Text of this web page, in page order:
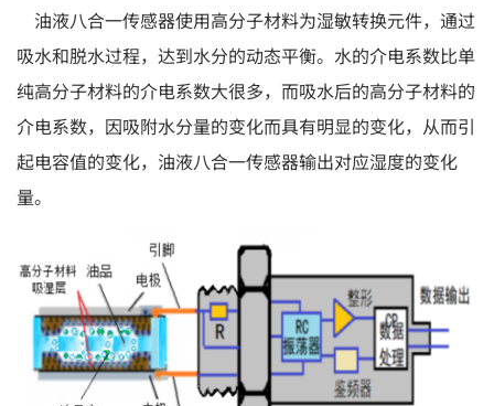
油液八合一传感器使用高分子材料为湿敏转换元件，通过
吸水和脱水过程，达到水分的动态平衡。水的介电系数比单
纯高分子材料的介电系数大很多，而吸水后的高分子材料的
介电系数，因吸附水分量的变化而具有明显的变化，从而引
起电容值的变化，油液八合一传感器输出对应湿度的变化
量。